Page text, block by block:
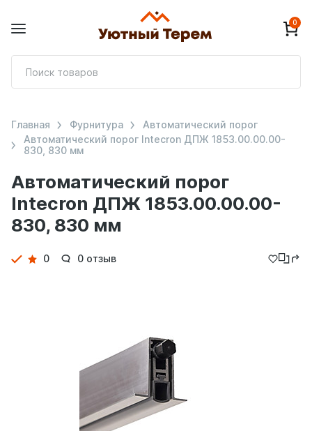
0
Автоматический порог
Intecron ДПЖ 1853.00.00.00-
830, 830 мм
Главная Фурнитура
Автоматический порог
Автоматический порог Intecron ДПЖ 1853.00.00.00-
830, 830 мм
Детали
0 0 отзыв